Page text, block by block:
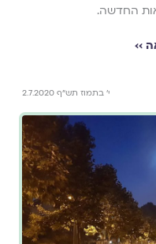
החדשה.
››
י' בתמוז תש"ף 2.7.2020